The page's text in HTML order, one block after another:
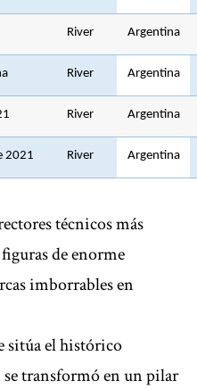
River Argentina
River Argentina
River Argentina
2021 River Argentina
técnicos más
de enorme
imborrables en
sitúa el histórico
transformó en un pilar